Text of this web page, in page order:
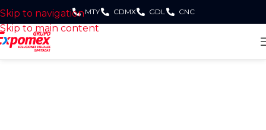
Skip to navigation
Skip to main content
MTY CDMX GDL CNC